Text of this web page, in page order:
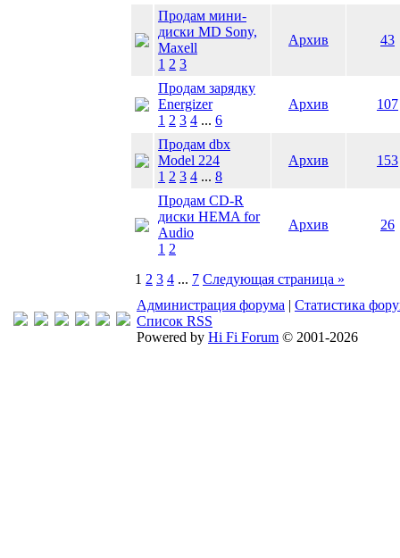
Продам мини-
диски MD Sony,
Maxell
1 2 3
Архив 43
Продам зарядку
Energizer
1 2 3 4 ... 6
Архив 107
Продам dbx
Model 224
1 2 3 4 ... 8
Архив 153
Продам CD-R
диски HEMA for
Audio
1 2
Архив 26
1 2 3 4 ... 7 Следующая страница »
Администрация форума | Статистика
Список RSS
Powered by Hi Fi Forum © 2001-2026